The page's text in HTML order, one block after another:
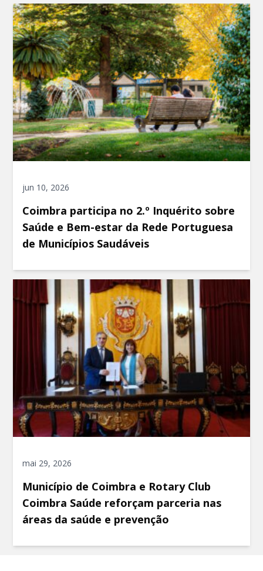
jun 10, 2026
Coimbra participa no 2.º Inquérito sobre
Saúde e Bem-estar da Rede Portuguesa
de Municípios Saudáveis
mai 29, 2026
Município de Coimbra e Rotary Club
Coimbra Saúde reforçam parceria nas
áreas da saúde e prevenção